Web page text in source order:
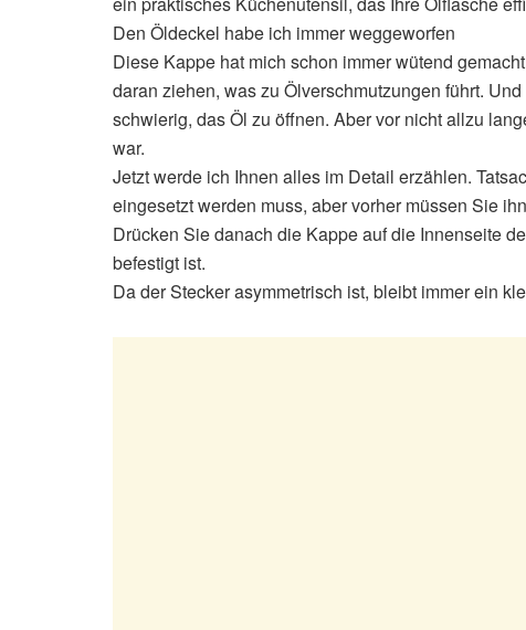
Den Öldeckel habe ich immer weggeworfen
Diese Kappe hat mich schon immer wütend
daran ziehen, was zu Ölverschmutzungen führt.
schwierig, das Öl zu öffnen. Aber vor nicht allzu
war.
Jetzt werde ich Ihnen alles im Detail erzählen.
eingesetzt werden muss, aber vorher müssen Sie
Drücken Sie danach die Kappe auf die Innenseite
befestigt ist.
Da der Stecker asymmetrisch ist, bleibt immer ein